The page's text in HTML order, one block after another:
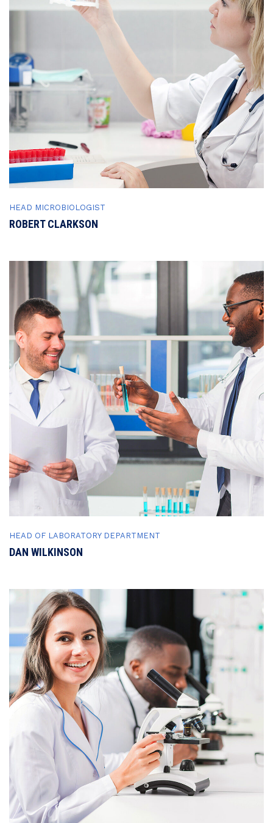
HEAD MICROBIOLOGIST
ROBERT CLARKSON
HEAD OF LABORATORY DEPARTMENT
DAN WILKINSON